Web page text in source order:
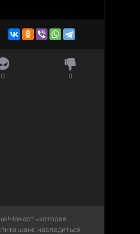
0 0
которая
шанс насладиться